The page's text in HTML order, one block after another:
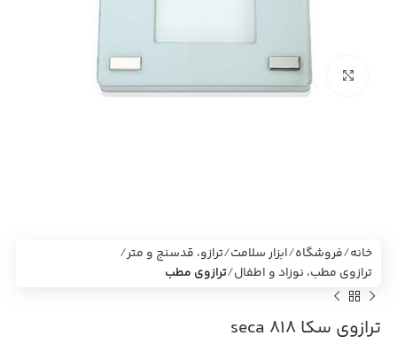
بزرگنمایی تصویر
خانه فروشگاه ابزار سلامت ترازو، قدسنج و متر
ترازوی مطب، نوزاد و اطفال ترازوی مطب
ترازوی سکا seca 818